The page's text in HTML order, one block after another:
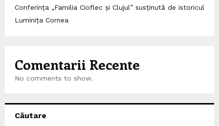
Conferința „Familia Cioflec și Clujul” susținută de istoricul
Luminița Cornea
Comentarii Recente
No comments to show.
Căutare